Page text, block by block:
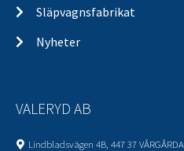
Släpvagnsfabrikat
Nyheter
VALERYD AB
Lindbladsvägen 4B, 447 37 VÅRGÅRDA